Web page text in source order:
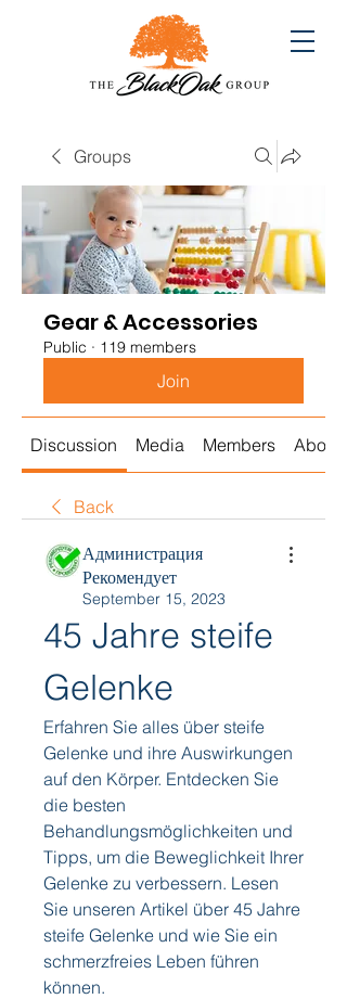
Groups
Gear & Accessories
Public · 119 members
Join
Discussion Media Members About
Back
Администрация
Рекомендует
September 15, 2023
45 Jahre steife
Gelenke
Erfahren Sie alles über steife
Gelenke und ihre Auswirkungen
auf den Körper. Entdecken Sie
die besten
Behandlungsmöglichkeiten und
Tipps, um die Beweglichkeit Ihrer
Gelenke zu verbessern. Lesen
Sie unseren Artikel über 45 Jahre
steife Gelenke und wie Sie ein
schmerzfreies Leben führen
können.